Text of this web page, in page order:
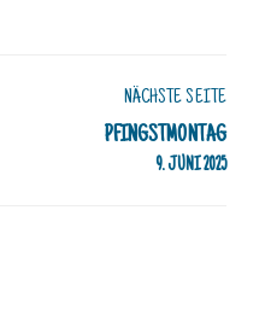
NÄCHSTE SEITE
PFINGSTMONTAG
9. JUNI 2025